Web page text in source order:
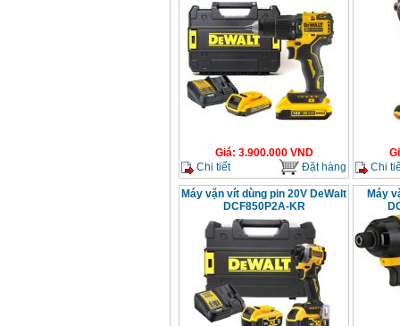
Giá: 3.900.000VND
Chi tiết
Đặt hàng
Chi
Máy vặn vít dùng pin 20V DeWalt
DCF850P2A-KR
Máy